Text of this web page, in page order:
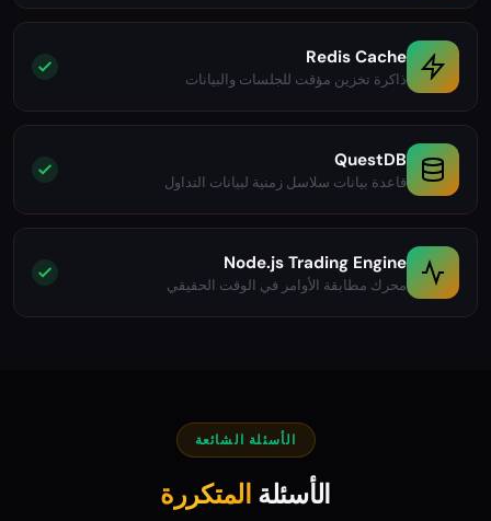
Redis Cache
ذاكرة تخزين مؤقت للجلسات والبيانات
QuestDB
قاعدة بيانات سلاسل زمنية لبيانات التداول
Node.js Trading Engine
محرك مطابقة الأوامر في الوقت الحقيقي
الأسئلة الشائعة
الأسئلة المتكررة